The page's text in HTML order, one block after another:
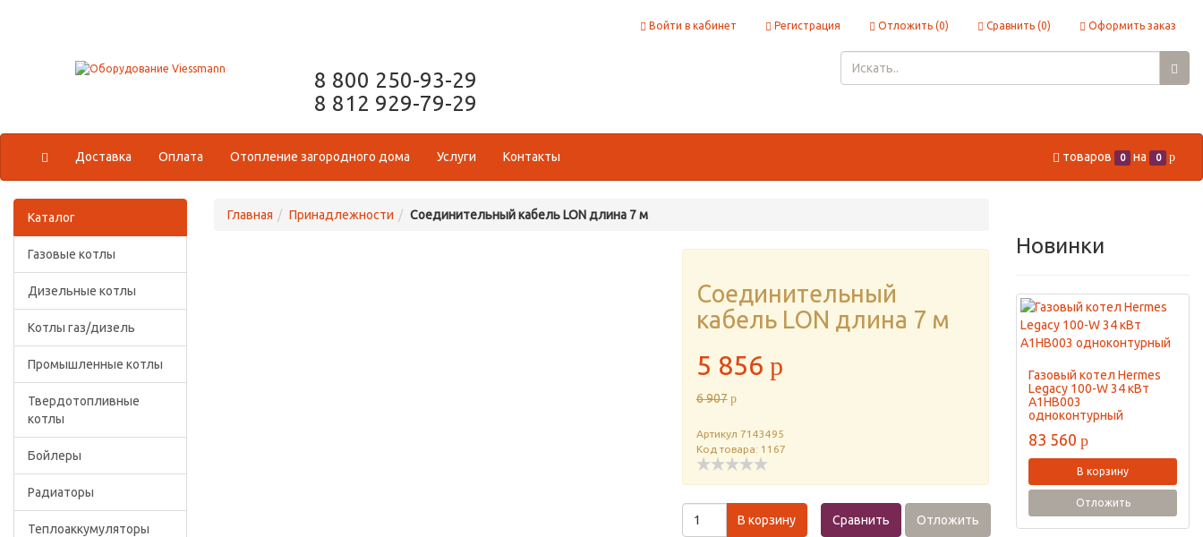
Войти в кабинет Регистрация Отложить (0) Сравнить (0) Оформить заказ
8 800 250-93-29
8 812 929-79-29
Доставка Оплата Отопление загородного дома Услуги Контакты товаров 0 на 0 p
Каталог
Газовые котлы
Дизельные котлы
Котлы газ/дизель
Промышленные котлы
Твердотопливные
котлы
Бойлеры
Радиаторы
Теплоаккумуляторы
Главная Принадлежности Соединительный кабель LON длина 7 м
Соединительный
кабель LON длина 7 м
5 856 p
6 907 p
Артикул 7143495
Код товара: 1167
В корзину Сравнить Отложить
Новинки
Газовый котел Hermes
Legacy 100-W 34 кВт
A1HB003
одноконтурный
83 560 p
В корзину
Отложить